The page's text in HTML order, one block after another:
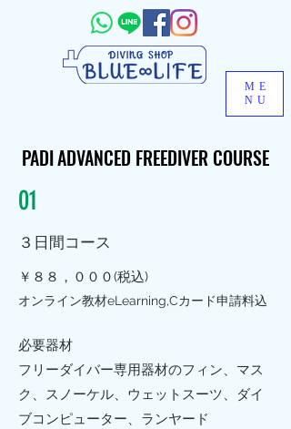
ME
NU
PADI ADVANCED FREEDIVER COURSE
PADI ADVANCED FREEDIVER COURSE
01
３日間コース
￥８８，０００(税込)
オンライン教材eLearning,Cカード申請料込
必要器材
フリーダイバー専用器材のフィン、マス
ク、スノーケル、ウェットスーツ、ダイ
ブコンピューター、ランヤード